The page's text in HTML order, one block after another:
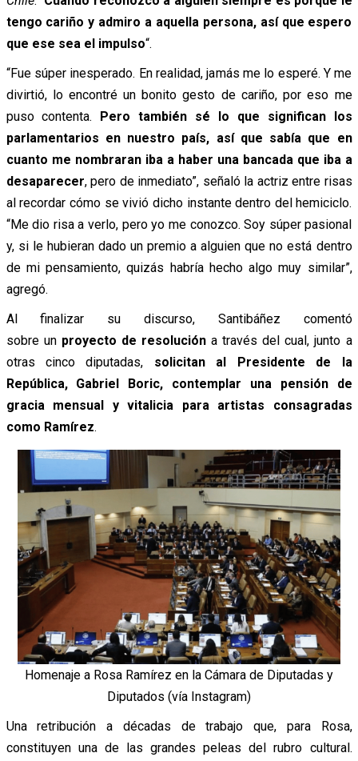
tengo cariño y admiro a aquella persona, así que espero
que ese sea el impulso“.
“Fue súper inesperado. En realidad, jamás me lo esperé. Y me
divirtió, lo encontré un bonito gesto de cariño, por eso me
puso contenta. Pero también sé lo que significan los
parlamentarios en nuestro país, así que sabía que en
cuanto me nombraran iba a haber una bancada que iba a
desaparecer, pero de inmediato”, señaló la actriz entre risas
al recordar cómo se vivió dicho instante dentro del hemiciclo.
“Me dio risa a verlo, pero yo me conozco. Soy súper pasional
y, si le hubieran dado un premio a alguien que no está dentro
de mi pensamiento, quizás habría hecho algo muy similar”,
agregó.
Al finalizar su discurso, Santibáñez comentó
sobre un proyecto de resolucióna través del cual, junto a
otras cinco diputadas, solicitan al Presidente de la
República, Gabriel Boric, contemplar una pensión de
gracia mensual y vitalicia para artistas consagradas
como Ramírez.
Homenaje a Rosa Ramírez en la Cámara de Diputadas y
Diputados (vía Instagram)
Una retribución a décadas de trabajo que, para Rosa,
constituyen una de las grandes peleas del rubro cultural.